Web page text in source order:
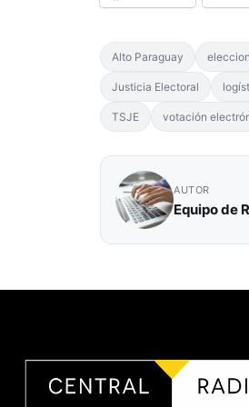
Alto Paraguay
Justicia Electoral
TSJE votación
AUTOR
Equipo de